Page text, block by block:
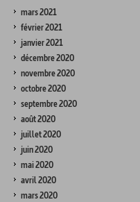
mars 2021
février 2021
janvier 2021
décembre 2020
novembre 2020
octobre 2020
septembre 2020
août 2020
juillet 2020
juin 2020
mai 2020
avril 2020
mars 2020